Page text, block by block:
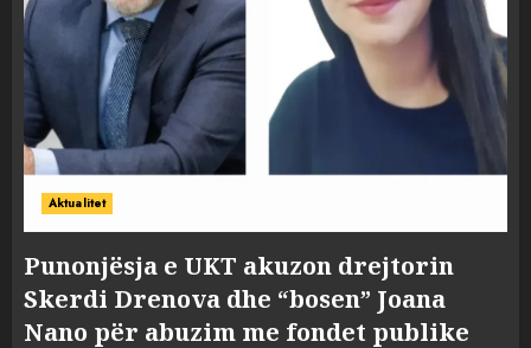
Aktualitet
Punonjësja e UKT akuzon drejtorin
Skerdi Drenova dhe “bosen” Joana
Nano për abuzim me fondet publike